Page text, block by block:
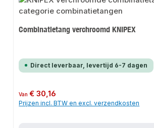
Combinatietang verchroomd KNIPEX
Direct leverbaar, levertijd 6-7 dagen
Normale prijs:
Van€ 30,16
Prijzen incl. BTW en excl. verzendkosten